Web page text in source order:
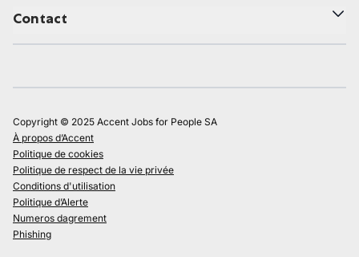
Contact
Copyright © 2025 Accent Jobs for People SA
À propos d’Accent
Politique de cookies
Politique de respect de la vie privée
Conditions d'utilisation
Politique d’Alerte
Numeros dagrement
Phishing